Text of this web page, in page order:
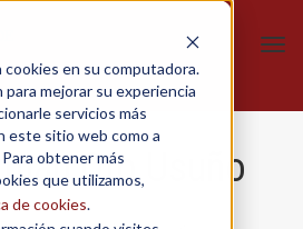
en su computadora.
mejorar su experiencia
servicios más
este sitio web como a
obtener más
que utilizamos,
de cookies.
Oto Usuño